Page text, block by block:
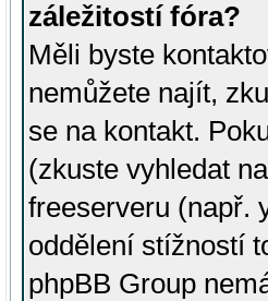
záležitostí fóra?
Měli byste
nemůžete najít,
se na kontakt.
(zkuste vyhledat
freeserveru (např.
oddělení stížností
phpBB Group